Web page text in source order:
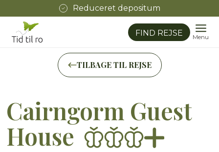
Reduceret depositum
FIND REJSE Menu
TILBAGE TIL REJSE
Cairngorm Guest
House
★★★